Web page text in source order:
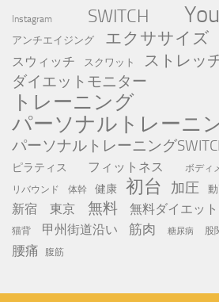
Instagram SWITCH
アンチエイジング エクササイズ
スウィッチ
スクワット ストレッ
ダイエットモニター
トレーニング
パーソナルトレーニ
パーソナルトレーニング
ピラティス フィットネス ボディ
リバウンド 体幹 健康 初台 加圧
新宿 東京 無料 無料ダイエッ
猫背
甲州街道沿い 筋肉 糖尿病 股
腰痛 腹筋